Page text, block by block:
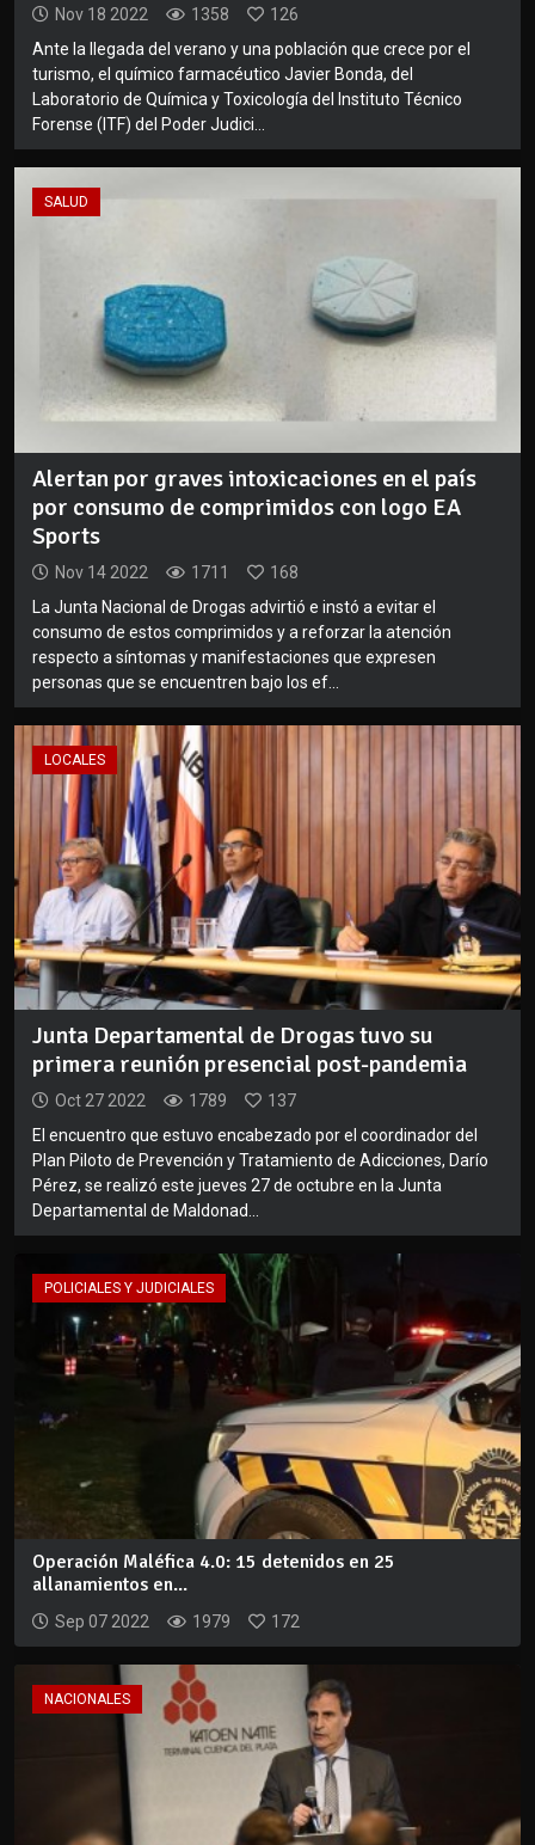
Nov 18 2022 1358
126
Ante la llegada del verano y una población que crece por el
turismo, el químico farmacéutico Javier Bonda, del
Laboratorio de Química y Toxicología del Instituto Técnico
Forense (ITF) del Poder Judici...
SALUD
Alertan por graves intoxicaciones en el país
por consumo de comprimidos con logo EA
Sports
Nov 14 2022 1711
168
La Junta Nacional de Drogas advirtió e instó a evitar el
consumo de estos comprimidos y a reforzar la atención
respecto a síntomas y manifestaciones que expresen
personas que se encuentren bajo los ef...
LOCALES
Junta Departamental de Drogas tuvo su
primera reunión presencial post-pandemia
Oct 27 2022 1789
137
El encuentro que estuvo encabezado por el coordinador del
Plan Piloto de Prevención y Tratamiento de Adicciones, Darío
Pérez, se realizó este jueves 27 de octubre en la Junta
Departamental de Maldonad...
POLICIALES Y JUDICIALES
Operación Maléfica 4.0: 15 detenidos en 25
allanamientos en...
Sep 07 2022 1979 172
NACIONALES